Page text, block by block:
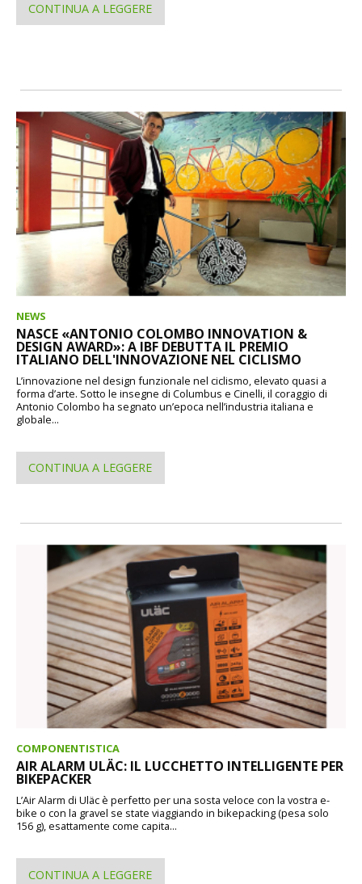
CONTINUA A LEGGERE
NEWS
NASCE «ANTONIO COLOMBO INNOVATION &
DESIGN AWARD»: A IBF DEBUTTA IL PREMIO
ITALIANO DELL'INNOVAZIONE NEL CICLISMO
L’innovazione nel design funzionale nel ciclismo, elevato quasi a
forma d’arte. Sotto le insegne di Columbus e Cinelli, il coraggio di
Antonio Colombo ha segnato un’epoca nell’industria italiana e
globale...
CONTINUA A LEGGERE
COMPONENTISTICA
AIR ALARM ULÄC: IL LUCCHETTO INTELLIGENTE PER
BIKEPACKER
L’Air Alarm di Uläc è perfetto per una sosta veloce con la vostra e-
bike o con la gravel se state viaggiando in bikepacking (pesa solo
156 g), esattamente come capita...
CONTINUA A LEGGERE